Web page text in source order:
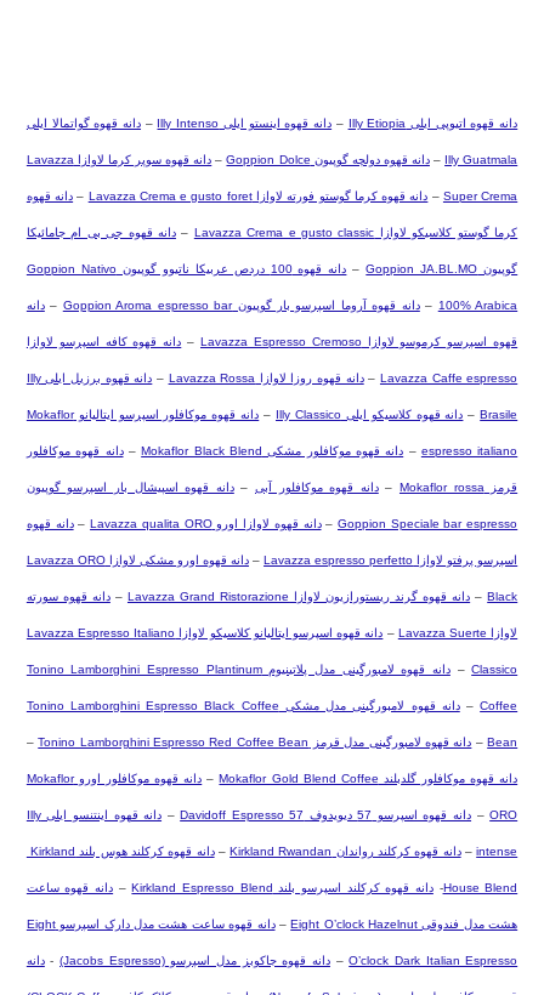
دانه قهوه اتیوپی ایلی Illy Etiopia
– دانه قهوه اینستو ایلی Illy Intenso
– دانه قهوه گواتمالا ایلی
Illy Guatmala
–دانه قهوه دولچه گوپیون Goppion Dolce
– دانه قهوه سوپر کرما لاوازا Lavazza
Super Crema
– دانه قهوه کرما گوستو فورته لاوازاLavazza Crema e gusto foret
– دانه قهوه
کرما گوستو کلاسیکو لاوازا Lavazza Crema e gusto classic
–دانه قهوه جی بی ام جامائیکا
گوپیون Goppion JA.BL.MO
– دانه قهوه 100 دردص عربیکا ناتیوو گوپیون Goppion Nativo
100% Arabica
–دانه قهوه آروما اسپرسو بار گوپیونGoppion Aroma espresso bar
–دانه
قهوه اسپرسو کرموسو لاوازاLavazza Espresso Cremoso
– دانه قهوه کافه اسپرسو لاوازا
Lavazza Caffe espresso
–دانه قهوه روزا لاوازا Lavazza Rossa
– دانه قهوه برزیل ایلیIlly
Brasile
– دانه قهوه کلاسیکو ایلیIlly Classico
– دانه قهوه موکافلور اسپرسو ایتالیانوMokaflor
espresso italiano
– دانه قهوه موکافلور مشکی Mokaflor Black Blend
–دانه قهوه موکافلور
قرمز Mokaflor rossa
–دانه قهوه موکافلور آبی –دانه قهوه اسپیشال بار اسپرسو گوپیون
Goppion Speciale bar espresso
–دانه قهوه لاوازا اوروLavazza qualita ORO
–دانه قهوه
اسپرسو پرفتو لاوازا Lavazza espresso perfetto
– دانه قهوه اورو مشکی لاوازاLavazza ORO
Black
– دانه قهوه گرند ریستورازیون لاوازا Lavazza Grand Ristorazione
–دانه قهوه سورته
لاوازا Lavazza Suerte
– دانه قهوه اسپرسو ایتالیانو کلاسیکو لاوازا Lavazza Espresso Italiano
Classico
–دانه قهوه لامبورگینی مدل پلاتینیومTonino Lamborghini Espresso Plantinum
Coffee
–دانه قهوه لامبورگینی مدل مشکی Tonino Lamborghini Espresso Black Coffee
Bean
– دانه قهوه لامبورگینی مدل قرمز Tonino Lamborghini Espresso Red Coffee Bean
–
دانه قهوه موکافلور گلدبلند Mokaflor Gold Blend Coffee
– دانه قهوه موکافلور اوروMokaflor
ORO
– دانه قهوه اسپرسو 57 دیویدوف Davidoff Espresso 57
– دانه قهوه اینتنسو ایلیIlly
intense
–دانه قهوه کرکلند رواندان Kirkland Rwandan
–دانه قهوه کرکلند هوس بلند Kirkland
House Blend
-دانه قهوه کرکلند اسپرسو بلند Kirkland Espresso Blend
– دانه قهوه ساعت
هشت مدل فندوقی Eight O’clock Hazelnut
–دانه قهوه ساعت هشت مدل دارک اسپرسوEight
O’clock Dark Italian Espresso
–دانه قهوه جاکوبز مدل اسپرسو(Jacobs Espresso)
-دانه